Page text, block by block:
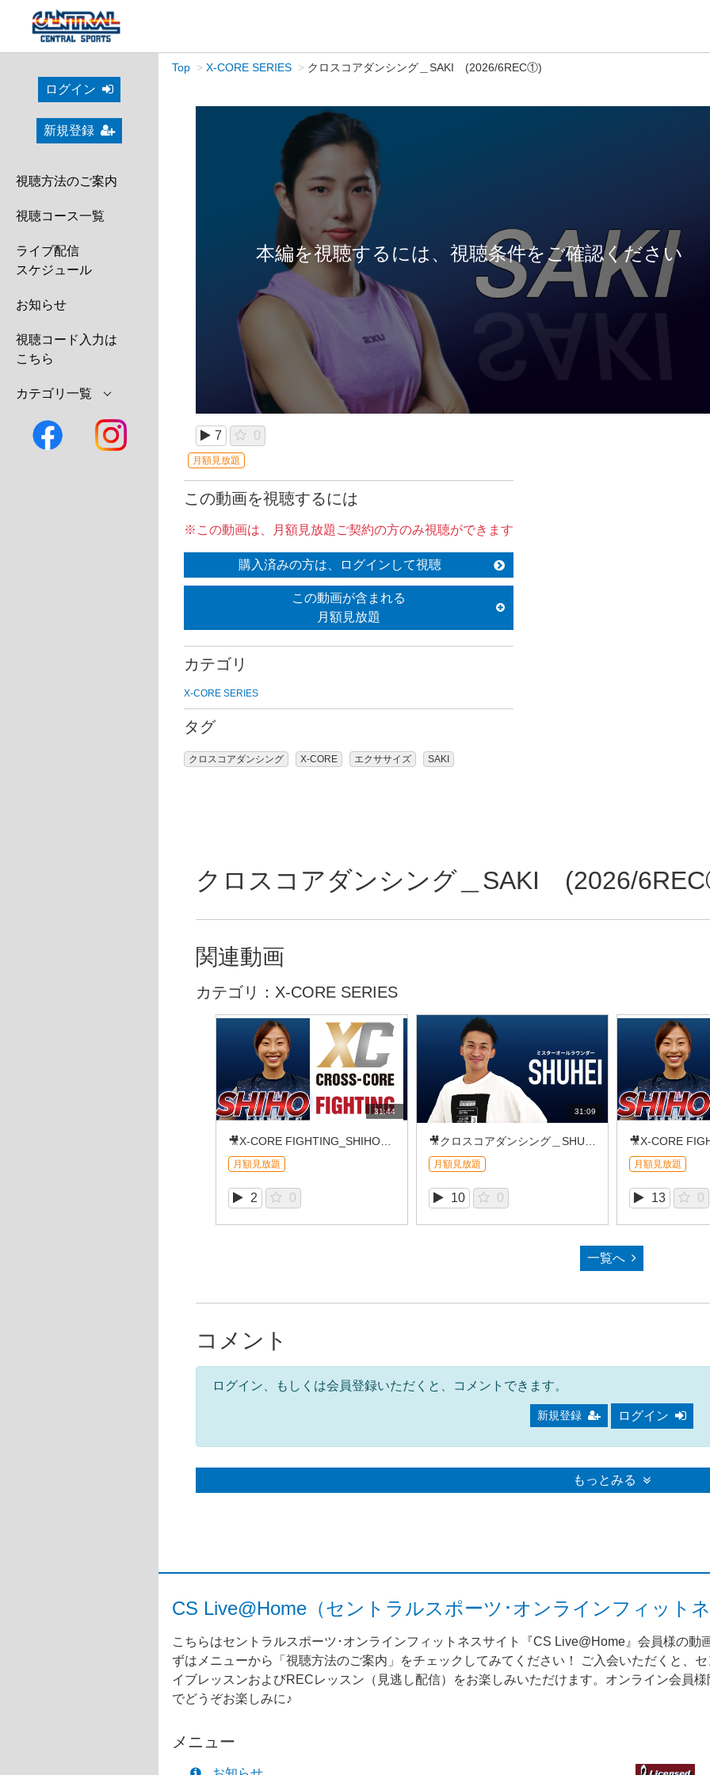
ログイン
新規登録
視聴方法のご案内
視聴コース一覧
ライブ配信
スケジュール
お知らせ
視聴コード入力は
こちら
カテゴリ一覧
Top X-CORE SERIES クロスコアダンシング＿SAKI (2026/6REC①)
本編を視聴するには、視聴条件をご確認ください
7 0
月額見放題
この動画を視聴するには
※この動画は、月額見放題ご契約の方のみ視聴ができます
購入済みの方は、ログインして視聴
この動画が含まれる
月額見放題
カテゴリ
X-CORE SERIES
タグ
クロスコアダンシング X-CORE エクササイズ SAKI
クロスコアダンシング＿SAKI (2026/
関連動画
カテゴリ：X-CORE SERIES
31:44
月額見放題
2 0
31:09
月額見放題
10 0
月額見放題
13 0
一覧へ
コメント
ログイン、もしくは会員登録いただくと、コメントできます。
新規登録 ログイン
もっとみる
CS Live@Home（セントラルスポーツ･オンラインフィット
こちらはセントラルスポーツ･オンラインフィットネスサイト『CS Live@Home』会員様の
ずはメニューから「視聴方法のご案内」をチェックしてみてください！ ご入会いただくと、
イブレッスンおよびRECレッスン（見逃し配信）をお楽しみいただけます。オンライン会員
でどうぞお楽しみに♪
メニュー